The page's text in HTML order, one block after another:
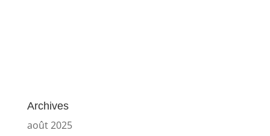
Archives
août 2025